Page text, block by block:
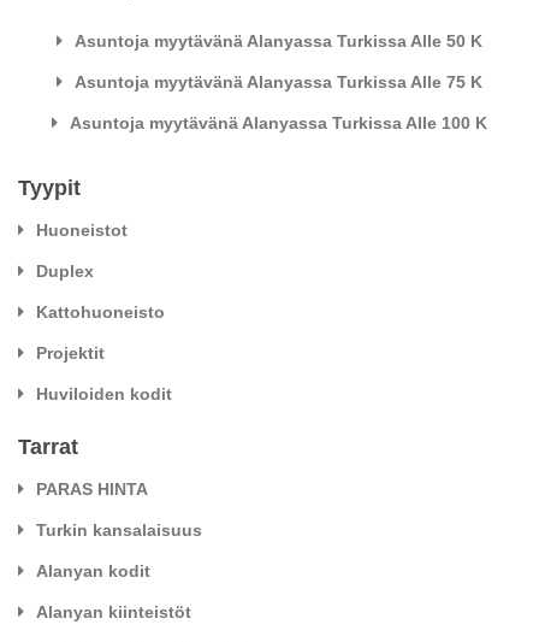
Asuntoja myytävänä Alanyassa Turkissa Alle 50 K
Asuntoja myytävänä Alanyassa Turkissa Alle 75 K
Asuntoja myytävänä Alanyassa Turkissa Alle 100 K
Tyypit
Huoneistot
Duplex
Kattohuoneisto
Projektit
Huviloiden kodit
Tarrat
PARAS HINTA
Turkin kansalaisuus
Alanyan kodit
Alanyan kiinteistöt